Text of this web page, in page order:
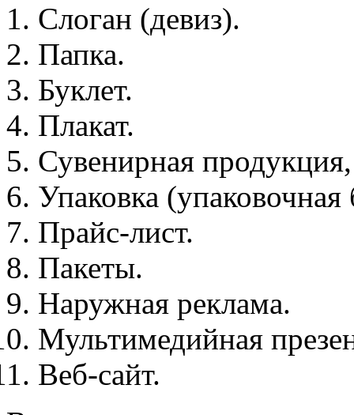
Слоган (девиз).
Папка.
Буклет.
Плакат.
Сувенирная
Упаковка (упаковочная
Прайс-лист.
Пакеты.
Наружная реклама.
Мультимедийная
Веб-сайт.